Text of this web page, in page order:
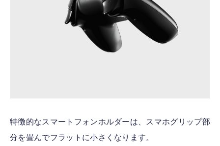
特徴的なスマートフォンホルダーは、スマホグリップ部
分を畳んでフラットに小さくなります。